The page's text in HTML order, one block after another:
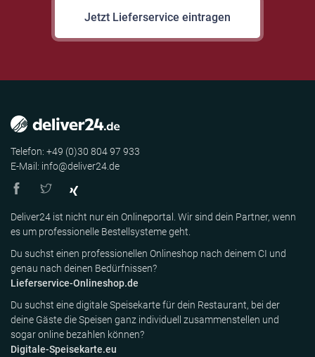
Jetzt Lieferservice eintragen
Telefon: +49 (0)30 804 97 933
E-Mail: info@deliver24.de
Deliver24 ist nicht nur ein Onlineportal. Wir sind dein Partner, wenn
es um professionelle Bestellsysteme geht.
Du suchst einen professionellen Onlineshop nach deinem CI und
genau nach deinen Bedürfnissen?
Lieferservice-Onlineshop.de
Du suchst eine digitale Speisekarte für dein Restaurant, bei der
deine Gäste die Speisen ganz individuell zusammenstellen und
sogar online bezahlen können?
Digitale-Speisekarte.eu